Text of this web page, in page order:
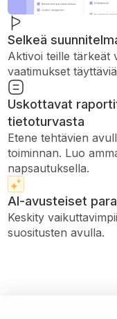
Selkeä
Aktivoi teille tärkeät
vaatimukset
Uskottavat
tietoturvasta
Etene tehtävien
toiminnan. Luo
napsautuksella.
AI-avusteiset
Keskity
suositusten avulla.